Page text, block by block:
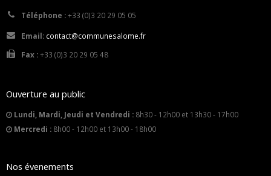
Téléphone :+33 (0)3 20 29 05 05
Email: contact@communesalome.fr
Fax :+33 (0)3 20 29 05 48
Ouverture au public
Lundi, Mardi, Jeudi et Vendredi : 8h30 - 12h00 et 13h30 - 17h00
Mercredi : 8h00 - 12h00 et 13h00 - 18h00
Nos évenements